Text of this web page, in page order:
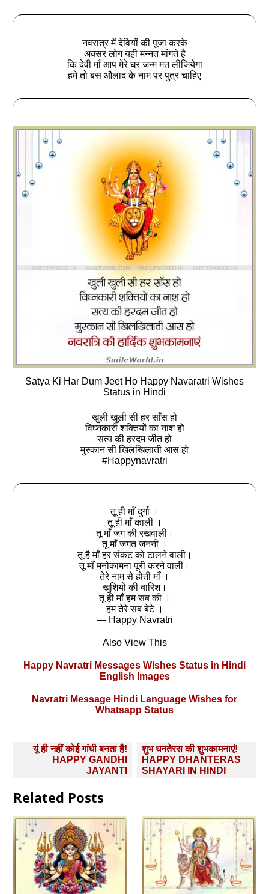
नवरात्र में देवियों की पूजा करके
अक्सर लोग यही मन्नत मांगते है
कि देवी माँ आप मेरे घर जन्म मत लीजियेगा
हमे तो बस औलाद के नाम पर पुत्र चाहिए
Satya Ki Har Dum Jeet Ho Happy Navaratri Wishes
Status in Hindi
खुली खुली सी हर साँस हो
विघ्नकारी शक्तियों का नाश हो
सत्य की हरदम जीत हो
मुस्कान सी खिलखिलाती आस हो
#Happynavratri
तू ही माँ दुर्गा ।
तू ही माँ काली ।
तू माँ जग की रखवाली।
तू माँ जगत जननी ।
तू है माँ हर संकट को टालने वाली।
तू माँ मनोकामना पूरी करने वाली।
तेरे नाम से होती माँ ।
खुशियों की बारिश।
तू ही माँ हम सब की ।
हम तेरे सब बेटे ।
— Happy Navratri
Also View This
Happy Navratri Messages Wishes Status in Hindi
English Images
Navratri Message Hindi Language Wishes for
Whatsapp Status
Post
navigation
यूं ही नहीं कोई गांधी बनता है!
HAPPY GANDHI
JAYANTI
शुभ धनतेरस की शुभकामनाएं!
HAPPY DHANTERAS
SHAYARI IN HINDI
Related Posts